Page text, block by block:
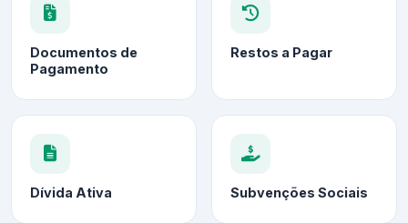
Documentos de
Pagamento
Restos a Pagar
Dívida Ativa Subvenções Sociais